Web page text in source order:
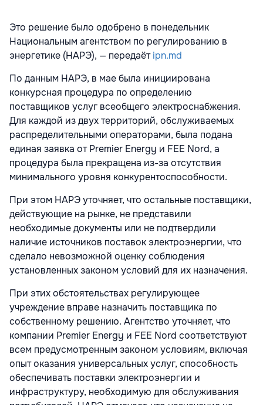
Это решение было одобрено в понедельник
Национальным агентством по регулированию в
энергетике (НАРЭ), — передаётipn.md
По данным НАРЭ, в мае была инициирована
конкурсная процедура по определению
поставщиков услуг всеобщего электроснабжения.
Для каждой из двух территорий, обслуживаемых
распределительными операторами, была подана
единая заявка от Premier Energy и FEE Nord, а
процедура была прекращена из-за отсутствия
минимального уровня конкурентоспособности.
При этом НАРЭ уточняет, что остальные поставщики,
действующие на рынке, не представили
необходимые документы или не подтвердили
наличие источников поставок электроэнергии, что
сделало невозможной оценку соблюдения
установленных законом условий для их назначения.
При этих обстоятельствах регулирующее
учреждение вправе назначить поставщика по
собственному решению. Агентство уточняет, что
компании Premier Energy и FEE Nord соответствуют
всем предусмотренным законом условиям, включая
опыт оказания универсальных услуг, способность
обеспечивать поставки электроэнергии и
инфраструктуру, необходимую для обслуживания